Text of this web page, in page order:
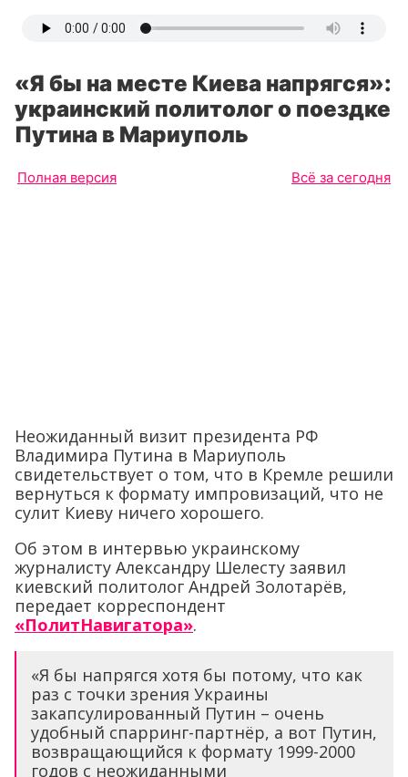
«Я бы на месте Киева напрягся»:
украинский политолог о поездке
Путина в Мариуполь
Полная версия Всё за сегодня
Неожиданный визит президента РФ
Владимира Путина в Мариуполь
свидетельствует о том, что в Кремле решили
вернуться к формату импровизаций, что не
сулит Киеву ничего хорошего.
Об этом в интервью украинскому
журналисту Александру Шелесту заявил
киевский политолог Андрей Золотарёв,
передает корреспондент
«ПолитНавигатора».
«Я бы напрягся хотя бы потому, что как
раз с точки зрения Украины
закапсулированный Путин – очень
удобный спарринг-партнёр, а вот Путин,
возвращающийся к формату 1999-2000
годов с неожиданными